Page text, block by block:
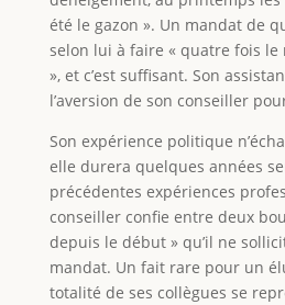
été le gazon ». Un mandat de
selon lui à faire « quatre fois
», et c’est suffisant. Son
l’aversion de son conseiller
Son expérience politique
elle durera quelques années
précédentes expériences
conseiller confie entre deux
depuis le début » qu’il ne
mandat. Un fait rare pour un
totalité de ses collègues se